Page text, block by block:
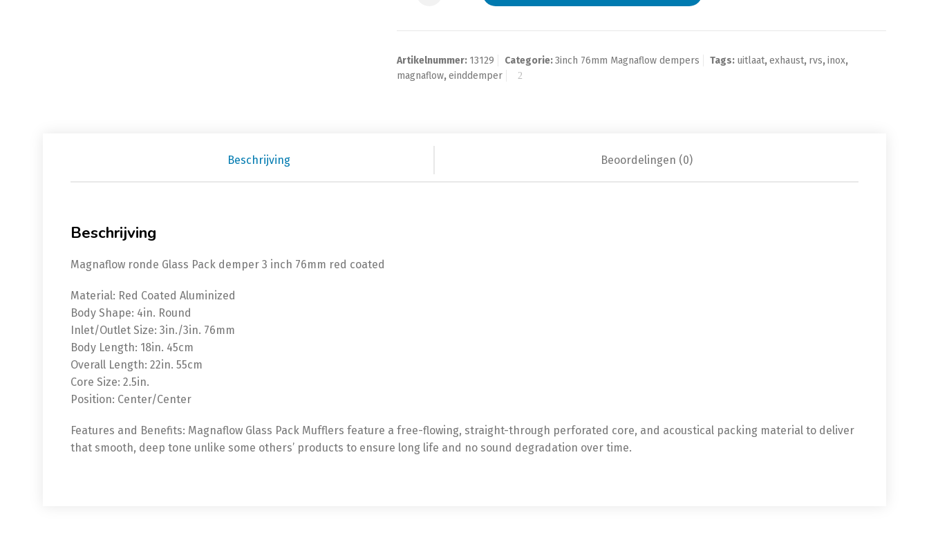
Artikelnummer: 13129 Categorie:3inch 76mm Magnaflow dempers Tags: uitlaat,exhaust, rvs,inox,
magnaflow,einddemper
Beschrijving Beoordelingen (0)
Beschrijving
Magnaflow ronde Glass Pack demper 3 inch 76mm red coated
Material: Red Coated Aluminized
Body Shape: 4in. Round
Inlet/Outlet Size: 3in./3in. 76mm
Body Length: 18in. 45cm
Overall Length: 22in. 55cm
Core Size: 2.5in.
Position: Center/Center
Features and Benefits: Magnaflow Glass Pack Mufflers feature a free-flowing, straight-through perforated core, and acoustical packing material to deliver
that smooth, deep tone unlike some others’ products to ensure long life and no sound degradation over time.